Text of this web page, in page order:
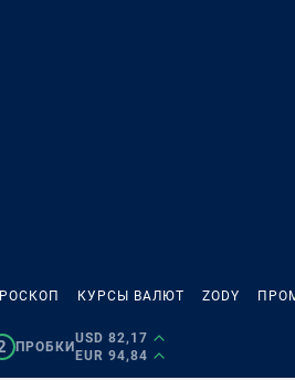
КУРСЫ ВАЛЮТ ZODY
ПРОБКИ
USD 82,17
EUR 94,84